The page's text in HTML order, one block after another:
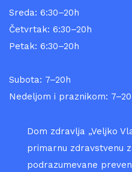
Sreda: 6:30–20h
Četvrtak: 6:30–20h
Petak: 6:30–20h
Subota: 7–20h
Nedeljom i praznikom:
Dom zdravlja „Veljko
primarnu zdravstvenu
podrazumevane